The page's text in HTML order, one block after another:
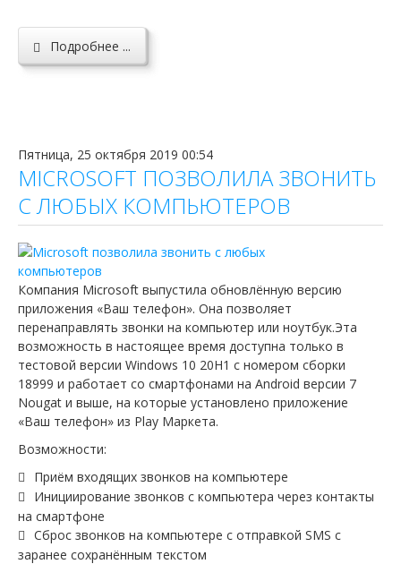
Подробнее ...
Пятница, 25 октября 2019 00:54
MICROSOFT ПОЗВОЛИЛА ЗВОНИТЬ
С ЛЮБЫХ КОМПЬЮТЕРОВ
Компания Microsoft выпустила обновлённую версию
приложения «Ваш телефон». Она позволяет
перенаправлять звонки на компьютер или ноутбук.Эта
возможность в наcтоящее время доступна только в
тестовой версии Windows 10 20H1 с номером сборки
18999 и работает со смартфонами на Android версии 7
Nougat и выше, на которые установлено приложение
«Ваш телефон» из Play Маркета.
Возможности:
Приём входящих звонков на компьютере
Инициирование звонков с компьютера через контакты
на смартфоне
Сброс звонков на компьютере с отправкой SMS с
заранее сохранённым текстом